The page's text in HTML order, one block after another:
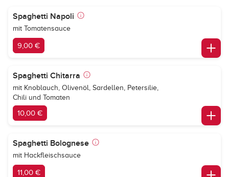
Spaghetti Napoli
mit Tomatensauce
9,00 €
Spaghetti Chitarra
mit Knoblauch, Olivenöl, Sardellen, Petersilie,
Chili und Tomaten
10,00 €
Spaghetti Bolognese
mit Hackfleischsauce
11,00 €